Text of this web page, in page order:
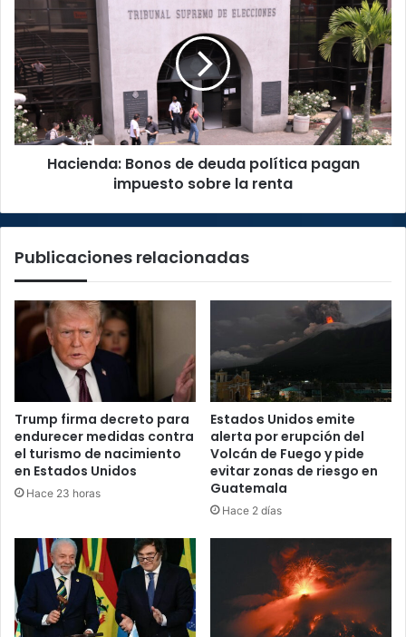
Bonos
de
deuda
política
pagan
impuesto
sobre
la
Hacienda: Bonos de deuda política pagan
impuesto sobre la renta
Publicaciones relacionadas
Trump firma decreto para
endurecer medidas contra
el turismo de nacimiento
en Estados Unidos
Hace 23 horas
Estados Unidos emite
alerta por erupción del
Volcán de Fuego y pide
evitar zonas de riesgo en
Guatemala
Hace 2 días